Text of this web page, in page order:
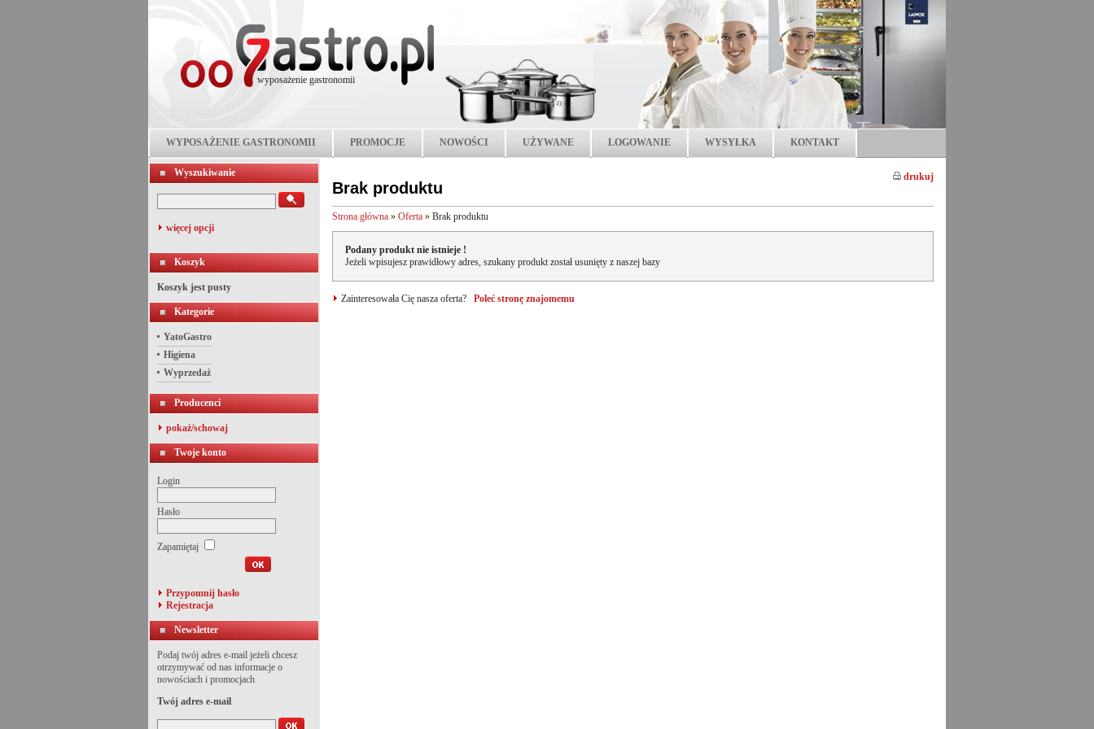
wyposażenie gastronomii
WYPOSAŻENIE GASTRONOMII PROMOCJE NOWOŚCI UŻYWANE LOGOWANIE WYSYŁKA KONTAKT
Wyszukiwanie
więcej opcji
Koszyk
Koszyk jest pusty
Kategorie
YatoGastro
Higiena
Wyprzedaż
Producenci
pokaż/schowaj
Twoje konto
Login
Hasło
Zapamiętaj
Przypomnij hasło
Rejestracja
Newsletter
Podaj twój adres e-mail jeżeli chcesz
otrzymywać od nas informacje o
nowościach i promocjach
Twój adres e-mail
drukuj
Brak produktu
Strona główna » Oferta » Brak produktu
Podany produkt nie istnieje !
Jeżeli wpisujesz prawidłowy adres, szukany produkt został usunięty z naszej bazy
Zainteresowała Cię nasza oferta? Poleć stronę znajomemu